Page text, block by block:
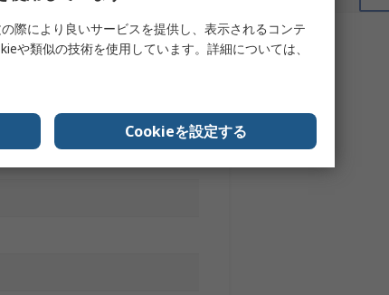
際により良いサービスを提供し、表示されるコンテ
や類似の技術を使用しています。詳細については、
Cookieを設定する